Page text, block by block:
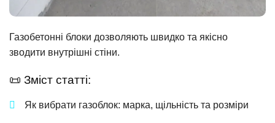
Газобетонні блоки дозволяють швидко та якісно
зводити внутрішні стіни.
📜 Зміст статті:
Як вибрати газоблок: марка, щільність та розміри